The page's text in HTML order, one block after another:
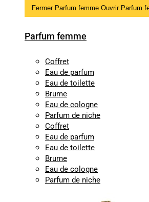
Fermer Parfum femme Ouvrir Parfum
Parfum femme
Coffret
Eau de parfum
Eau de toilette
Brume
Eau de cologne
Parfum de niche
Coffret
Eau de parfum
Eau de toilette
Brume
Eau de cologne
Parfum de niche